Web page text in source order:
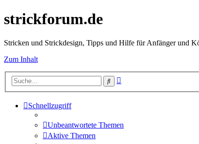
strickforum.de
Stricken und Strickdesign, Tipps und Hilfe für Anfänger und
Zum Inhalt
Suche
Schnellzugriff
Unbeantwortete Themen
Aktive Themen